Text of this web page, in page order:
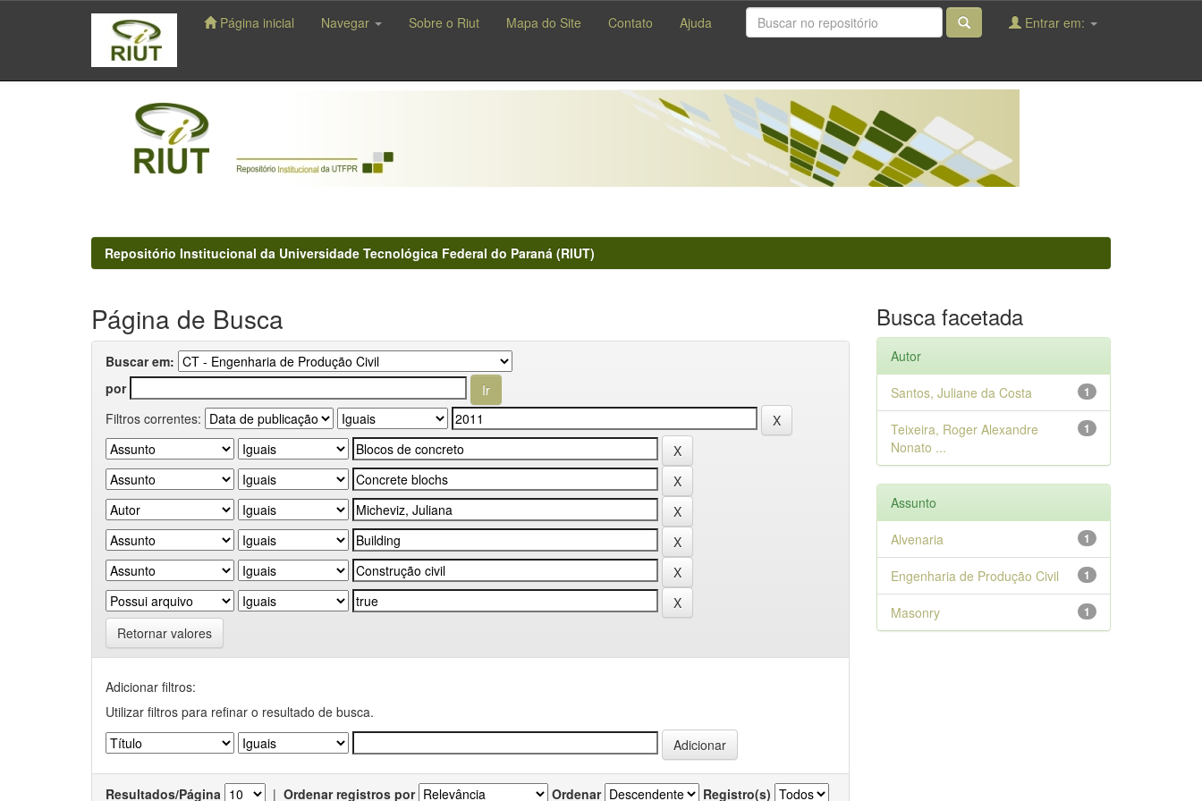
navigation
Página inicial Navegar Sobre o Riut Mapa do Site Contato Ajuda Entrar em:
Repositório Institucional da Universidade Tecnológica Federal do Paraná (RIUT)
Página de Busca
Buscar em:
por
Filtros correntes:
Retornar valores
Adicionar filtros:
Utilizar filtros para refinar o resultado de busca.
Resultados/Página | Ordenar registros por Ordenar Registro(s)
Busca facetada
Autor
1
Santos, Juliane da Costa
1
Teixeira, Roger Alexandre
Nonato ...
Assunto
1
Alvenaria
1
Engenharia de Produção Civil
1
Masonry